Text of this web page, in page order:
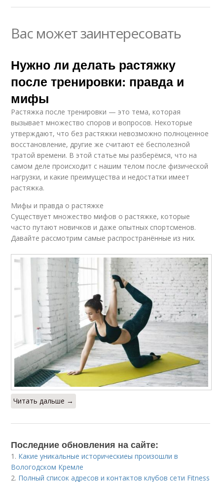
Вас может заинтересовать
Нужно ли делать растяжку
после тренировки: правда и
мифы
Растяжка после тренировки — это тема, которая
вызывает множество споров и вопросов. Некоторые
утверждают, что без растяжки невозможно полноценное
восстановление, другие же считают её бесполезной
тратой времени. В этой статье мы разберёмся, что на
самом деле происходит с нашим телом после физической
нагрузки, и какие преимущества и недостатки имеет
растяжка.
Мифы и правда о растяжке
Существует множество мифов о растяжке, которые
часто путают новичков и даже опытных спортсменов.
Давайте рассмотрим самые распространённые из них.
Читать дальше →
Последние обновления на сайте:
1. Какие уникальные историческиеы произошли в
Вологодском Кремле
2. Полный список адресов и контактов клубов сети Fitness